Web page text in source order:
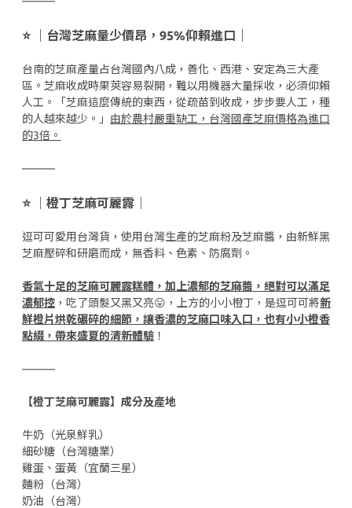
⭐️ ｜台灣芝麻量少價昂，95%仰賴進口｜
台南的芝麻產量占台灣國內八成，善化、西港、安定為三大產
區。芝麻收成時果莢容易裂開，難以用機器大量採收，必須仰賴
人工。「芝麻這麼傳統的東西，從疏苗到收成，步步要人工，種
的人越來越少。」 由於農村嚴重缺工，台灣國產芝麻價格為進口
的3倍。
———
⭐️ ｜橙丁芝麻可麗露｜
逗可可愛用台灣貨，使用台灣生產的芝麻粉及芝麻醬，由新鮮黑
芝麻壓碎和研磨而成，無香料、色素、防腐劑。
香氣十足的芝麻可麗露糕體，加上濃郁的芝麻醬，絕對可以滿足
濃郁控 ，吃了頭髮又黑又亮😛，上方的小小橙丁，是逗可可將新
鮮橙片烘乾碾碎的細節，讓香濃的芝麻口味入口，也有小小橙香
點綴，帶來盛夏的清新體驗 ！
———
【橙丁芝麻可麗露】成分及產地
牛奶（光泉鮮乳）
細砂糖（台灣糖業）
雞蛋、蛋黃（宜蘭三星）
麵粉（台灣）
奶油（台灣）